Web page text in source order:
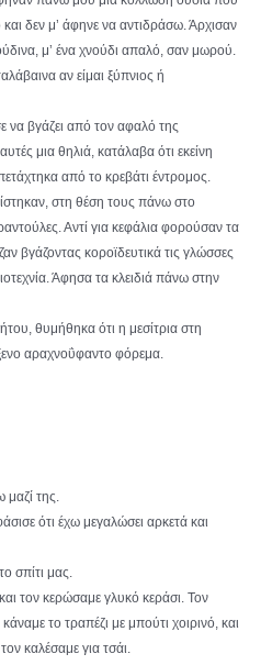
δεν μ’ άφηνε να αντιδράσω. Άρχισαν
μ’ ένα χνούδι απαλό, σαν μωρού.
αν είμαι ξύπνιος ή
να βγάζει από τον αφαλό της
μια θηλιά, κατάλαβα ότι εκείνη
από το κρεβάτι έντρομος.
στη θέση τους πάνω στο
Αντί για κεφάλια φορούσαν τα
βγάζοντας κοροϊδευτικά τις γλώσσες
Άφησα τα κλειδιά πάνω στην
θυμήθηκα ότι η μεσίτρια στη
αραχνοΰφαντο φόρεμα.
μαζί της.
ότι έχω μεγαλώσει αρκετά και
σπίτι μας.
τον κερώσαμε γλυκό κεράσι. Τον
το τραπέζι με μπούτι χοιρινό, και
καλέσαμε για τσάι.